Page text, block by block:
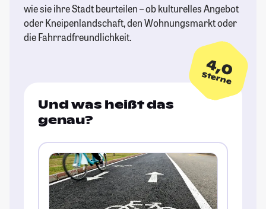
wie sie ihre Stadt beurteilen – ob kulturelles Angebot
oder Kneipenlandschaft, den Wohnungsmarkt oder
die Fahrradfreundlichkeit.
4,0
Sterne
Und was heißt das
genau?